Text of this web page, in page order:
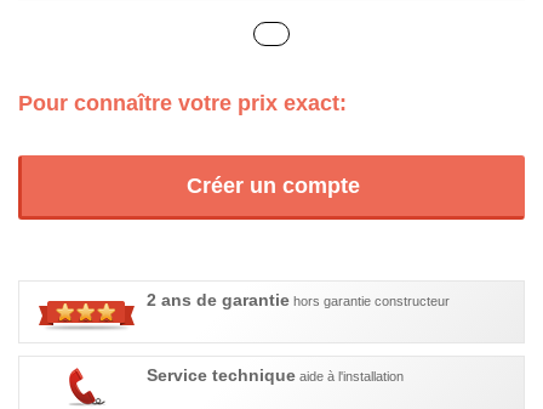
Pour connaître votre prix exact:
Créer un compte
2 ans de garantie hors garantie constructeur
Service technique aide à l'installation